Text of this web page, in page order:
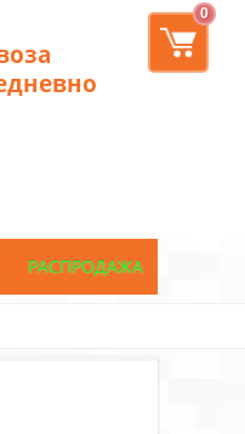
0
РАСПРОДАЖА